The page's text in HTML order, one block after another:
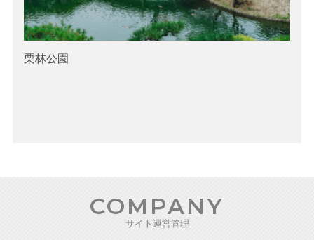
栗林公園
COMPANY
サイト運営管理